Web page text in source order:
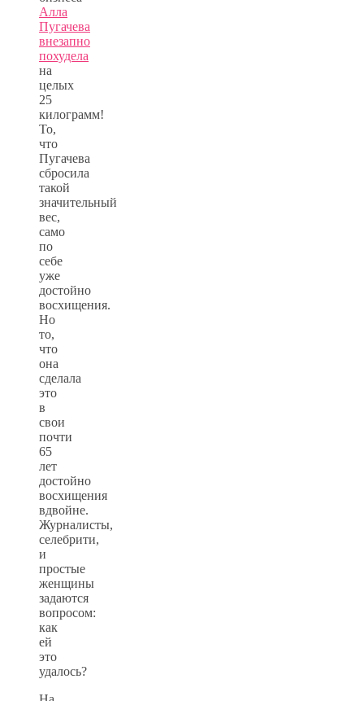
Алла
Пугачева
внезапно
похудела
на
целых
25
килограмм!
То,
что
Пугачева
сбросила
такой
значительный
вес,
само
по
себе
уже
достойно
восхищения.
Но
то,
что
она
сделала
это
в
свои
почти
65
лет
достойно
восхищения
вдвойне.
Журналисты,
селебрити,
и
простые
женщины
задаются
вопросом:
как
ей
это
удалось?